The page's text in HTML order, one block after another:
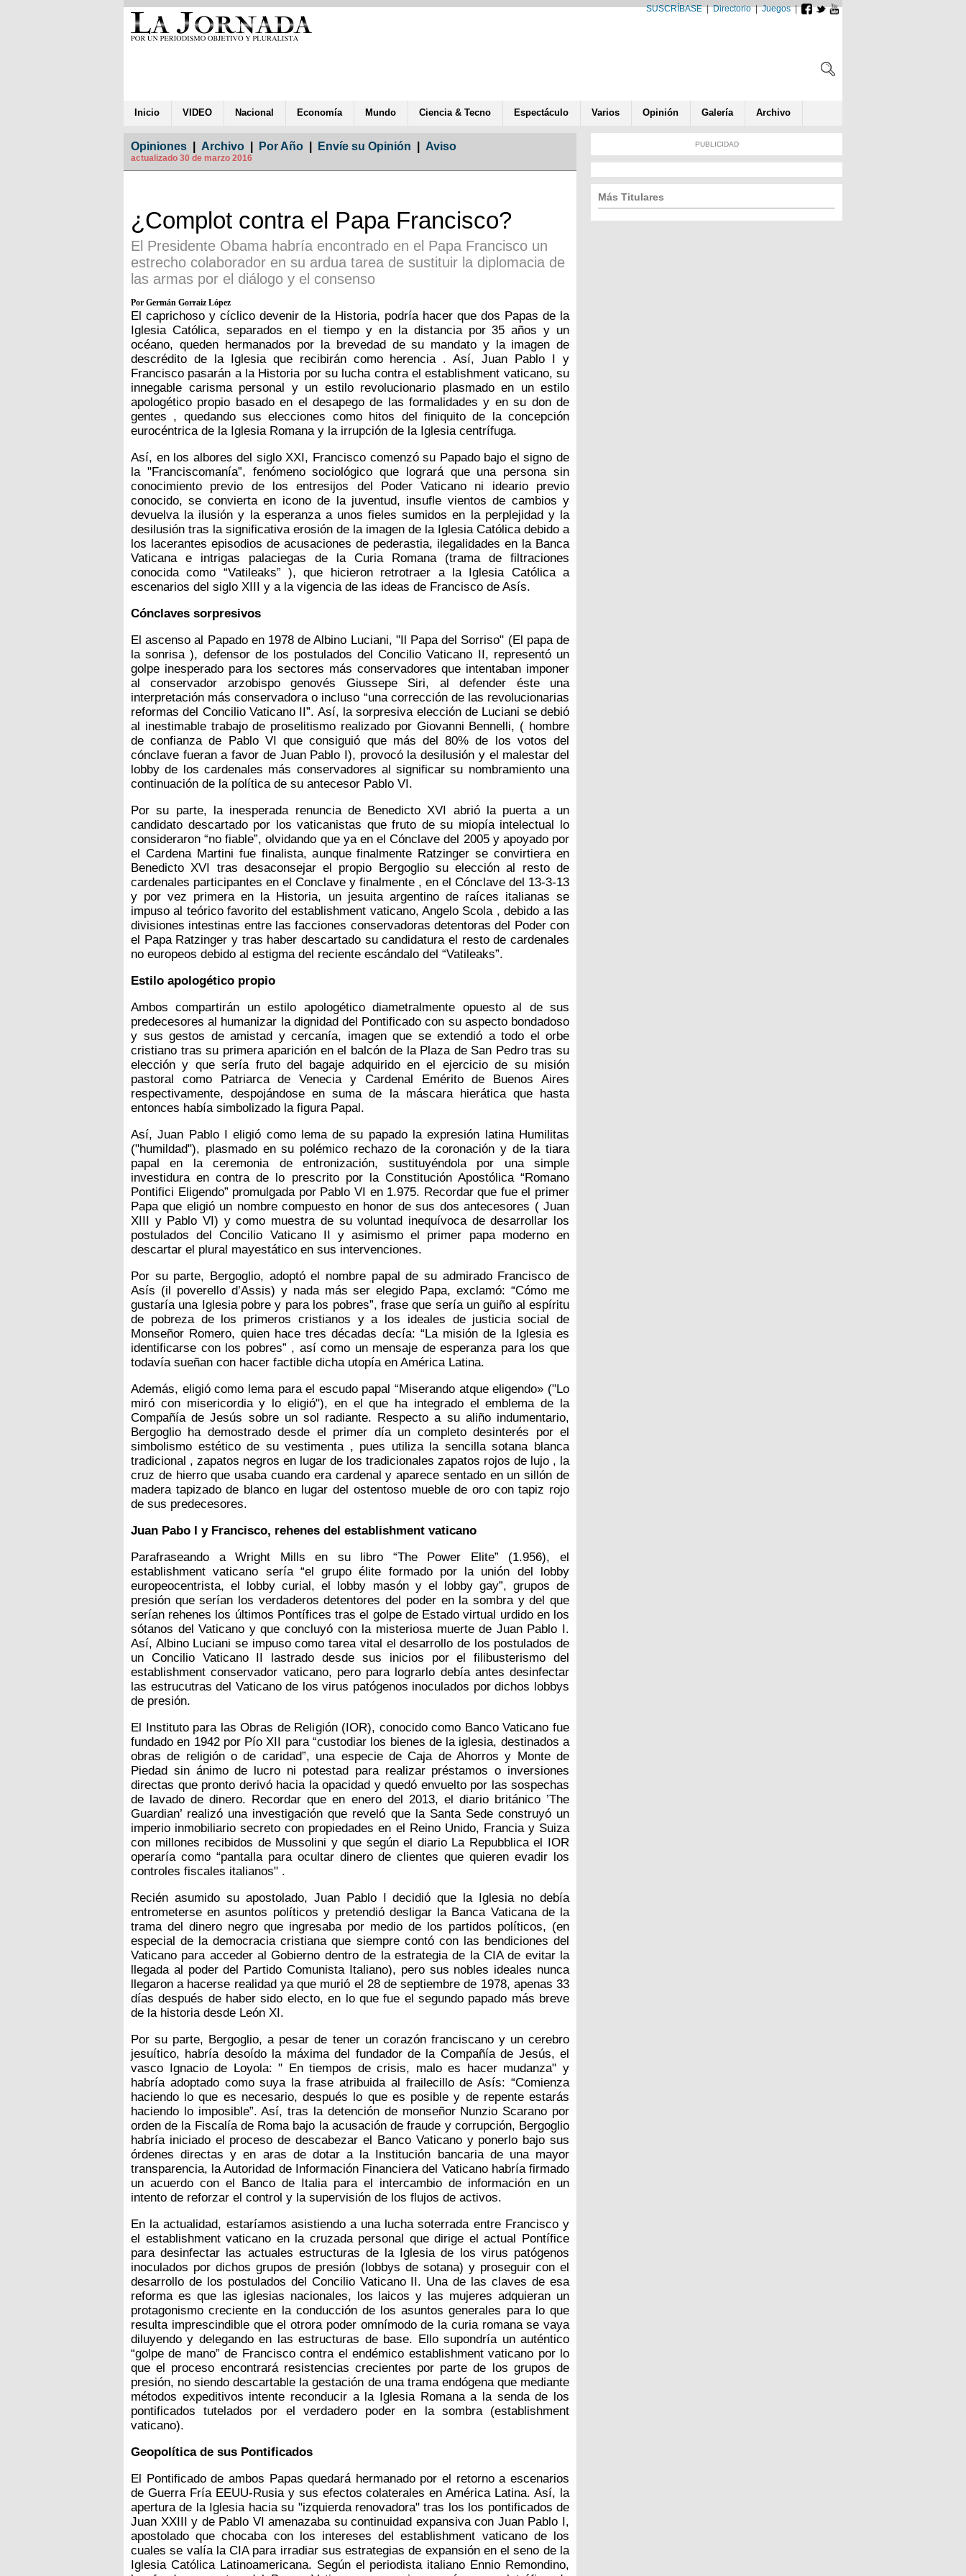
SUSCRÍBASE|Directorio|Juegos|
Inicio VIDEO Nacional Economía Mundo Ciencia & Tecno Espectáculo Varios Opinión Galería Archivo
Opiniones Archivo Por Año Envíe su Opinión Aviso
actualizado 30 de marzo 2016
¿Complot contra el Papa Francisco?
El Presidente Obama habría encontrado en el Papa Francisco un
estrecho colaborador en su ardua tarea de sustituir la diplomacia de
las armas por el diálogo y el consenso
Por Germán Gorraiz López
El caprichoso y cíclico devenir de la Historia, podría hacer que dos Papas de la
Iglesia Católica, separados en el tiempo y en la distancia por 35 años y un
océano, queden hermanados por la brevedad de su mandato y la imagen de
descrédito de la Iglesia que recibirán como herencia . Así, Juan Pablo I y
Francisco pasarán a la Historia por su lucha contra el establishment vaticano, su
innegable carisma personal y un estilo revolucionario plasmado en un estilo
apologético propio basado en el desapego de las formalidades y en su don de
gentes , quedando sus elecciones como hitos del finiquito de la concepción
eurocéntrica de la Iglesia Romana y la irrupción de la Iglesia centrífuga.
Así, en los albores del siglo XXI, Francisco comenzó su Papado bajo el signo de
la "Franciscomanía”, fenómeno sociológico que logrará que una persona sin
conocimiento previo de los entresijos del Poder Vaticano ni ideario previo
conocido, se convierta en icono de la juventud, insufle vientos de cambios y
devuelva la ilusión y la esperanza a unos fieles sumidos en la perplejidad y la
desilusión tras la significativa erosión de la imagen de la Iglesia Católica debido a
los lacerantes episodios de acusaciones de pederastia, ilegalidades en la Banca
Vaticana e intrigas palaciegas de la Curia Romana (trama de filtraciones
conocida como “Vatileaks” ), que hicieron retrotraer a la Iglesia Católica a
escenarios del siglo XIII y a la vigencia de las ideas de Francisco de Asís.
Cónclaves sorpresivos
El ascenso al Papado en 1978 de Albino Luciani, "Il Papa del Sorriso" (El papa de
la sonrisa ), defensor de los postulados del Concilio Vaticano II, representó un
golpe inesperado para los sectores más conservadores que intentaban imponer
al conservador arzobispo genovés Giussepe Siri, al defender éste una
interpretación más conservadora o incluso “una corrección de las revolucionarias
reformas del Concilio Vaticano II”. Así, la sorpresiva elección de Luciani se debió
al inestimable trabajo de proselitismo realizado por Giovanni Bennelli, ( hombre
de confianza de Pablo VI que consiguió que más del 80% de los votos del
cónclave fueran a favor de Juan Pablo I), provocó la desilusión y el malestar del
lobby de los cardenales más conservadores al significar su nombramiento una
continuación de la política de su antecesor Pablo VI.
Por su parte, la inesperada renuncia de Benedicto XVI abrió la puerta a un
candidato descartado por los vaticanistas que fruto de su miopía intelectual lo
consideraron “no fiable”, olvidando que ya en el Cónclave del 2005 y apoyado por
el Cardena Martini fue finalista, aunque finalmente Ratzinger se convirtiera en
Benedicto XVI tras desaconsejar el propio Bergoglio su elección al resto de
cardenales participantes en el Conclave y finalmente , en el Cónclave del 13-3-13
y por vez primera en la Historia, un jesuita argentino de raíces italianas se
impuso al teórico favorito del establishment vaticano, Angelo Scola , debido a las
divisiones intestinas entre las facciones conservadoras detentoras del Poder con
el Papa Ratzinger y tras haber descartado su candidatura el resto de cardenales
no europeos debido al estigma del reciente escándalo del “Vatileaks”.
Estilo apologético propio
Ambos compartirán un estilo apologético diametralmente opuesto al de sus
predecesores al humanizar la dignidad del Pontificado con su aspecto bondadoso
y sus gestos de amistad y cercanía, imagen que se extendió a todo el orbe
cristiano tras su primera aparición en el balcón de la Plaza de San Pedro tras su
elección y que sería fruto del bagaje adquirido en el ejercicio de su misión
pastoral como Patriarca de Venecia y Cardenal Emérito de Buenos Aires
respectivamente, despojándose en suma de la máscara hierática que hasta
entonces había simbolizado la figura Papal.
Así, Juan Pablo I eligió como lema de su papado la expresión latina Humilitas
("humildad"), plasmado en su polémico rechazo de la coronación y de la tiara
papal en la ceremonia de entronización, sustituyéndola por una simple
investidura en contra de lo prescrito por la Constitución Apostólica “Romano
Pontifici Eligendo” promulgada por Pablo VI en 1.975. Recordar que fue el primer
Papa que eligió un nombre compuesto en honor de sus dos antecesores ( Juan
XIII y Pablo VI) y como muestra de su voluntad inequívoca de desarrollar los
postulados del Concilio Vaticano II y asimismo el primer papa moderno en
descartar el plural mayestático en sus intervenciones.
Por su parte, Bergoglio, adoptó el nombre papal de su admirado Francisco de
Asís (il poverello d’Assis) y nada más ser elegido Papa, exclamó: “Cómo me
gustaría una Iglesia pobre y para los pobres”, frase que sería un guiño al espíritu
de pobreza de los primeros cristianos y a los ideales de justicia social de
Monseñor Romero, quien hace tres décadas decía: “La misión de la Iglesia es
identificarse con los pobres” , así como un mensaje de esperanza para los que
todavía sueñan con hacer factible dicha utopía en América Latina.
Además, eligió como lema para el escudo papal “Miserando atque eligendo» ("Lo
miró con misericordia y lo eligió"), en el que ha integrado el emblema de la
Compañía de Jesús sobre un sol radiante. Respecto a su aliño indumentario,
Bergoglio ha demostrado desde el primer día un completo desinterés por el
simbolismo estético de su vestimenta , pues utiliza la sencilla sotana blanca
tradicional , zapatos negros en lugar de los tradicionales zapatos rojos de lujo , la
cruz de hierro que usaba cuando era cardenal y aparece sentado en un sillón de
madera tapizado de blanco en lugar del ostentoso mueble de oro con tapiz rojo
de sus predecesores.
Juan Pabo I y Francisco, rehenes del establishment vaticano
Parafraseando a Wright Mills en su libro “The Power Elite” (1.956), el
establishment vaticano sería “el grupo élite formado por la unión del lobby
europeocentrista, el lobby curial, el lobby masón y el lobby gay”, grupos de
presión que serían los verdaderos detentores del poder en la sombra y del que
serían rehenes los últimos Pontífices tras el golpe de Estado virtual urdido en los
sótanos del Vaticano y que concluyó con la misteriosa muerte de Juan Pablo I.
Así, Albino Luciani se impuso como tarea vital el desarrollo de los postulados de
un Concilio Vaticano II lastrado desde sus inicios por el filibusterismo del
establishment conservador vaticano, pero para lograrlo debía antes desinfectar
las estrucutras del Vaticano de los virus patógenos inoculados por dichos lobbys
de presión.
El Instituto para las Obras de Religión (IOR), conocido como Banco Vaticano fue
fundado en 1942 por Pío XII para “custodiar los bienes de la iglesia, destinados a
obras de religión o de caridad”, una especie de Caja de Ahorros y Monte de
Piedad sin ánimo de lucro ni potestad para realizar préstamos o inversiones
directas que pronto derivó hacia la opacidad y quedó envuelto por las sospechas
de lavado de dinero. Recordar que en enero del 2013, el diario británico ’The
Guardian’ realizó una investigación que reveló que la Santa Sede construyó un
imperio inmobiliario secreto con propiedades en el Reino Unido, Francia y Suiza
con millones recibidos de Mussolini y que según el diario La Repubblica el IOR
operaría como “pantalla para ocultar dinero de clientes que quieren evadir los
controles fiscales italianos" .
Recién asumido su apostolado, Juan Pablo I decidió que la Iglesia no debía
entrometerse en asuntos políticos y pretendió desligar la Banca Vaticana de la
trama del dinero negro que ingresaba por medio de los partidos políticos, (en
especial de la democracia cristiana que siempre contó con las bendiciones del
Vaticano para acceder al Gobierno dentro de la estrategia de la CIA de evitar la
llegada al poder del Partido Comunista Italiano), pero sus nobles ideales nunca
llegaron a hacerse realidad ya que murió el 28 de septiembre de 1978, apenas 33
días después de haber sido electo, en lo que fue el segundo papado más breve
de la historia desde León XI.
Por su parte, Bergoglio, a pesar de tener un corazón franciscano y un cerebro
jesuítico, habría desoído la máxima del fundador de la Compañía de Jesús, el
vasco Ignacio de Loyola: " En tiempos de crisis, malo es hacer mudanza" y
habría adoptado como suya la frase atribuida al frailecillo de Asís: “Comienza
haciendo lo que es necesario, después lo que es posible y de repente estarás
haciendo lo imposible”. Así, tras la detención de monseñor Nunzio Scarano por
orden de la Fiscalía de Roma bajo la acusación de fraude y corrupción, Bergoglio
habría iniciado el proceso de descabezar el Banco Vaticano y ponerlo bajo sus
órdenes directas y en aras de dotar a la Institución bancaria de una mayor
transparencia, la Autoridad de Información Financiera del Vaticano habría firmado
un acuerdo con el Banco de Italia para el intercambio de información en un
intento de reforzar el control y la supervisión de los flujos de activos.
En la actualidad, estaríamos asistiendo a una lucha soterrada entre Francisco y
el establishment vaticano en la cruzada personal que dirige el actual Pontífice
para desinfectar las actuales estructuras de la Iglesia de los virus patógenos
inoculados por dichos grupos de presión (lobbys de sotana) y proseguir con el
desarrollo de los postulados del Concilio Vaticano II. Una de las claves de esa
reforma es que las iglesias nacionales, los laicos y las mujeres adquieran un
protagonismo creciente en la conducción de los asuntos generales para lo que
resulta imprescindible que el otrora poder omnímodo de la curia romana se vaya
diluyendo y delegando en las estructuras de base. Ello supondría un auténtico
“golpe de mano” de Francisco contra el endémico establishment vaticano por lo
que el proceso encontrará resistencias crecientes por parte de los grupos de
presión, no siendo descartable la gestación de una trama endógena que mediante
métodos expeditivos intente reconducir a la Iglesia Romana a la senda de los
pontificados tutelados por el verdadero poder en la sombra (establishment
vaticano).
Geopolítica de sus Pontificados
El Pontificado de ambos Papas quedará hermanado por el retorno a escenarios
de Guerra Fría EEUU-Rusia y sus efectos colaterales en América Latina. Así, la
apertura de la Iglesia hacia su "izquierda renovadora" tras los los pontificados de
Juan XXIII y de Pablo VI amenazaba su continuidad expansiva con Juan Pablo I,
apostolado que chocaba con los intereses del establishment vaticano de los
cuales se valía la CIA para irradiar sus estrategias de expansión en el seno de la
Iglesia Católica Latinoamericana. Según el periodista italiano Ennio Remondino,
PUBLICIDAD
Más Titulares